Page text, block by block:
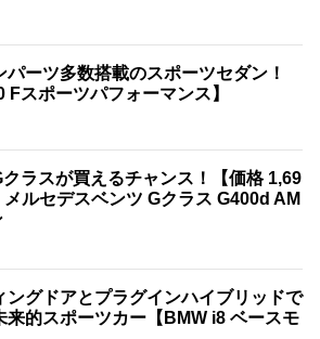
パーツ多数搭載のスポーツセダン！
Fスポーツパフォーマンス】
クラスが買えるチャンス！【価格 1,69
ルセデスベンツ Gクラス G400d AM
ングドアとプラグインハイブリッドで
来的スポーツカー【BMW i8 ベースモ